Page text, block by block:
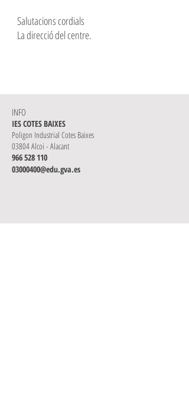
Salutacions cordials
La direcció del centre.
INFO
IES COTES BAIXES
Poligon Industrial Cotes Baixes
03804 Alcoi - Alacant
966 528 110
03000400@edu.gva.es